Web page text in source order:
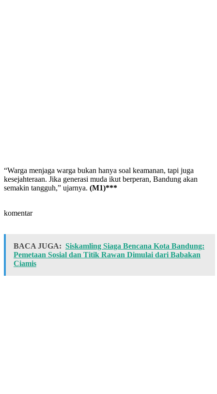
“Warga menjaga warga bukan hanya soal keamanan, tapi juga
kesejahteraan. Jika generasi muda ikut berperan, Bandung akan
semakin tangguh,” ujarnya. (M1)***
komentar
BACA JUGA: Siskamling Siaga Bencana Kota Bandung:
Pemetaan Sosial dan Titik Rawan Dimulai dari Babakan
Ciamis